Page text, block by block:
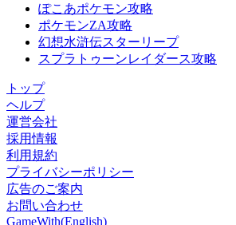
ぽこあポケモン攻略
ポケモンZA攻略
幻想水滸伝スターリープ
スプラトゥーンレイダース攻略
トップ
ヘルプ
運営会社
採用情報
利用規約
プライバシーポリシー
広告のご案内
お問い合わせ
GameWith(English)